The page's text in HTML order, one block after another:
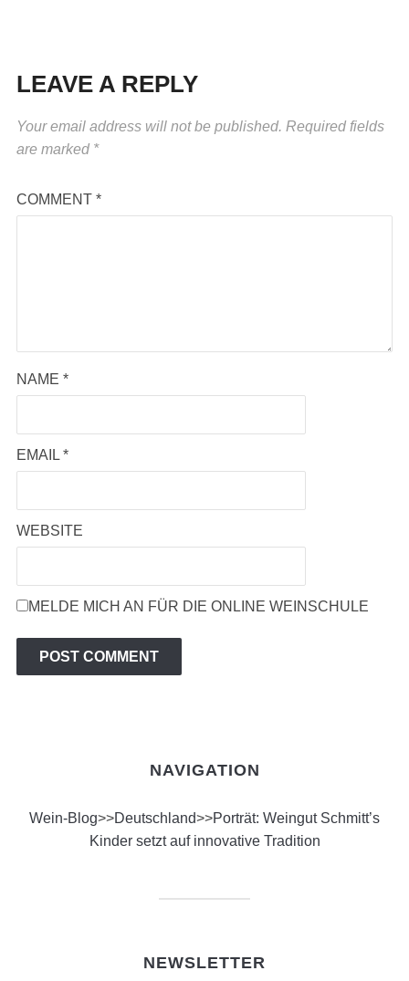
LEAVE A REPLY
Your email address will not be published. Required fields
are marked *
COMMENT *
NAME *
EMAIL *
WEBSITE
MELDE MICH AN FÜR DIE ONLINE WEINSCHULE
NAVIGATION
Wein-Blog>>Deutschland>>Porträt: Weingut Schmitt’s
Kinder setzt auf innovative Tradition
NEWSLETTER